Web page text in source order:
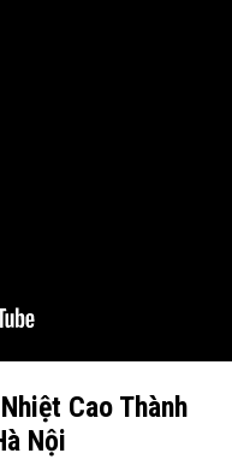
Cao Thành
Nội